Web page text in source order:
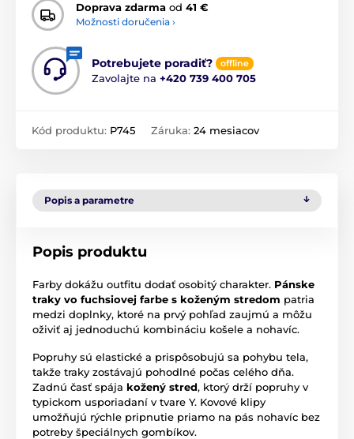
Doprava zdarma od 41 €
Možnosti doručenia ›
Potrebujete poradiť? offline
Zavolajte na +420 739 400 705
Kód produktu: P745 Záruka: 24 mesiacov
Popis a parametre
Popis produktu
Farby dokážu outfitu dodať osobitý charakter. Pánske
traky vo fuchsiovej farbe s koženým stredom patria
medzi doplnky, ktoré na prvý pohľad zaujmú a môžu
oživiť aj jednoduchú kombináciu košele a nohavíc.
Popruhy sú elastické a prispôsobujú sa pohybu tela,
takže traky zostávajú pohodlné počas celého dňa.
Zadnú časť spája kožený stred, ktorý drží popruhy v
typickom usporiadaní v tvare Y. Kovové klipy
umožňujú rýchle pripnutie priamo na pás nohavíc bez
potreby špeciálnych gombíkov.